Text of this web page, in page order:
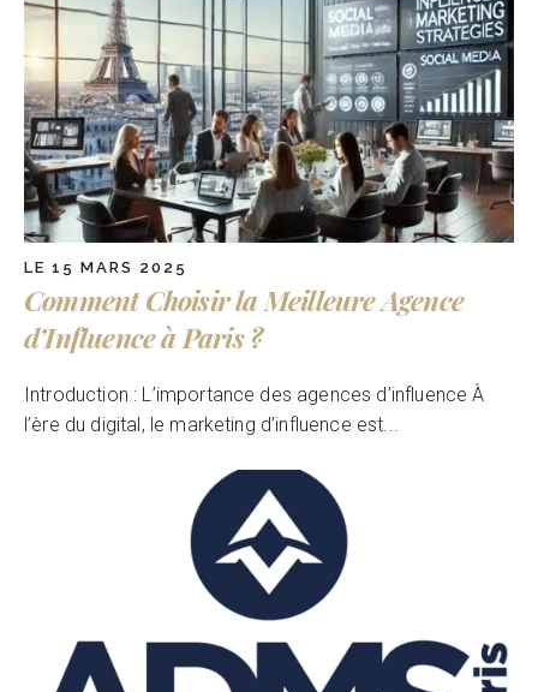
LE 15 MARS 2025
Comment Choisir la Meilleure Agence
d’Influence à Paris ?
Introduction : L’importance des agences d’influence À
l’ère du digital, le marketing d’influence est...